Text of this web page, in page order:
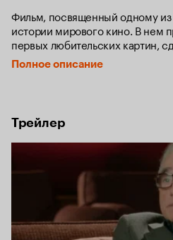
Фильм, посвященный одному
истории мирового кино. В нем
первых любительских картин,
крупнейших голливудских
Полное описание
Трейлер